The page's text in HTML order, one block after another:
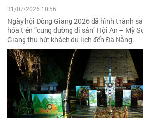
31/07/2026 10:56
Ngày hội Đông Giang 2026 đã hình thành
hóa trên “cung đường di sản” Hội An – Mỹ
Giang thu hút khách du lịch đến Đà Nẵng.